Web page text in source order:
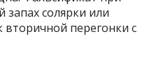
запах солярки или
перегонки с